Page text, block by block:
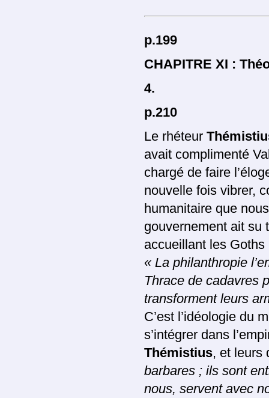
p.199
CHAPITRE XI :
4.
p.210
Le rhéteur
avait complimenté
chargé de faire
nouvelle fois vibrer,
humanitaire que
gouvernement ait su
accueillant les
« La philanthropie
Thrace de cadavres
transforment leurs
C’est l’idéologie du
s’intégrer dans
Thémistius, et leurs
barbares ; ils sont
nous, servent avec